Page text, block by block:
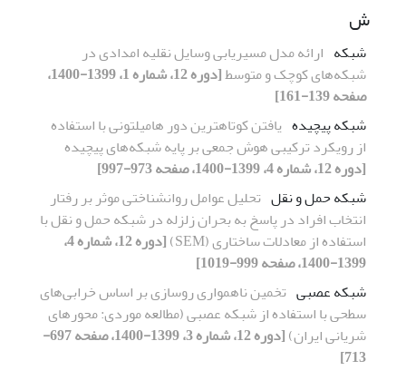
ش
شبکه ارائه مدل مسیریابی وسایل نقلیه امدادی در
شبکه‌های کوچک و متوسط
[دوره 12، شماره 1، 1399-1400،
صفحه 139-161]
شبکه پیچیده یافتن کوتاهترین دور هامیلتونی با استفاده
از رویکرد ترکیبی هوش جمعی بر پایه شبکه‌های پیچیده
[دوره 12، شماره 4، 1399-1400، صفحه 973-997]
شبکه حمل و نقل تحلیل عوامل روانشناختی موثر بر رفتار
انتخاب افراد در پاسخ به بحران زلزله در شبکه حمل و نقل با
استفاده از معادلات ساختاری (SEM)
[دوره 12، شماره 4،
1399-1400، صفحه 999-1019]
شبکه عصبی تخمین ناهمواری روسازی بر اساس خرابی‌های
سطحی با استفاده از شبکه عصبی (مطالعه موردی: محور‌های
شریانی ایران)
[دوره 12، شماره 3، 1399-1400، صفحه 697-
713]